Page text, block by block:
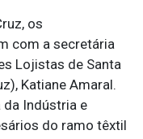
os
com a secretária
Lojistas de Santa
Katiane Amaral.
Indústria e
do ramo têxtil